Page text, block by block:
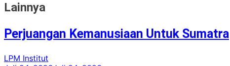
Lainnya
Perjuangan Kemanusiaan Untuk Sumatra
LPM Institut